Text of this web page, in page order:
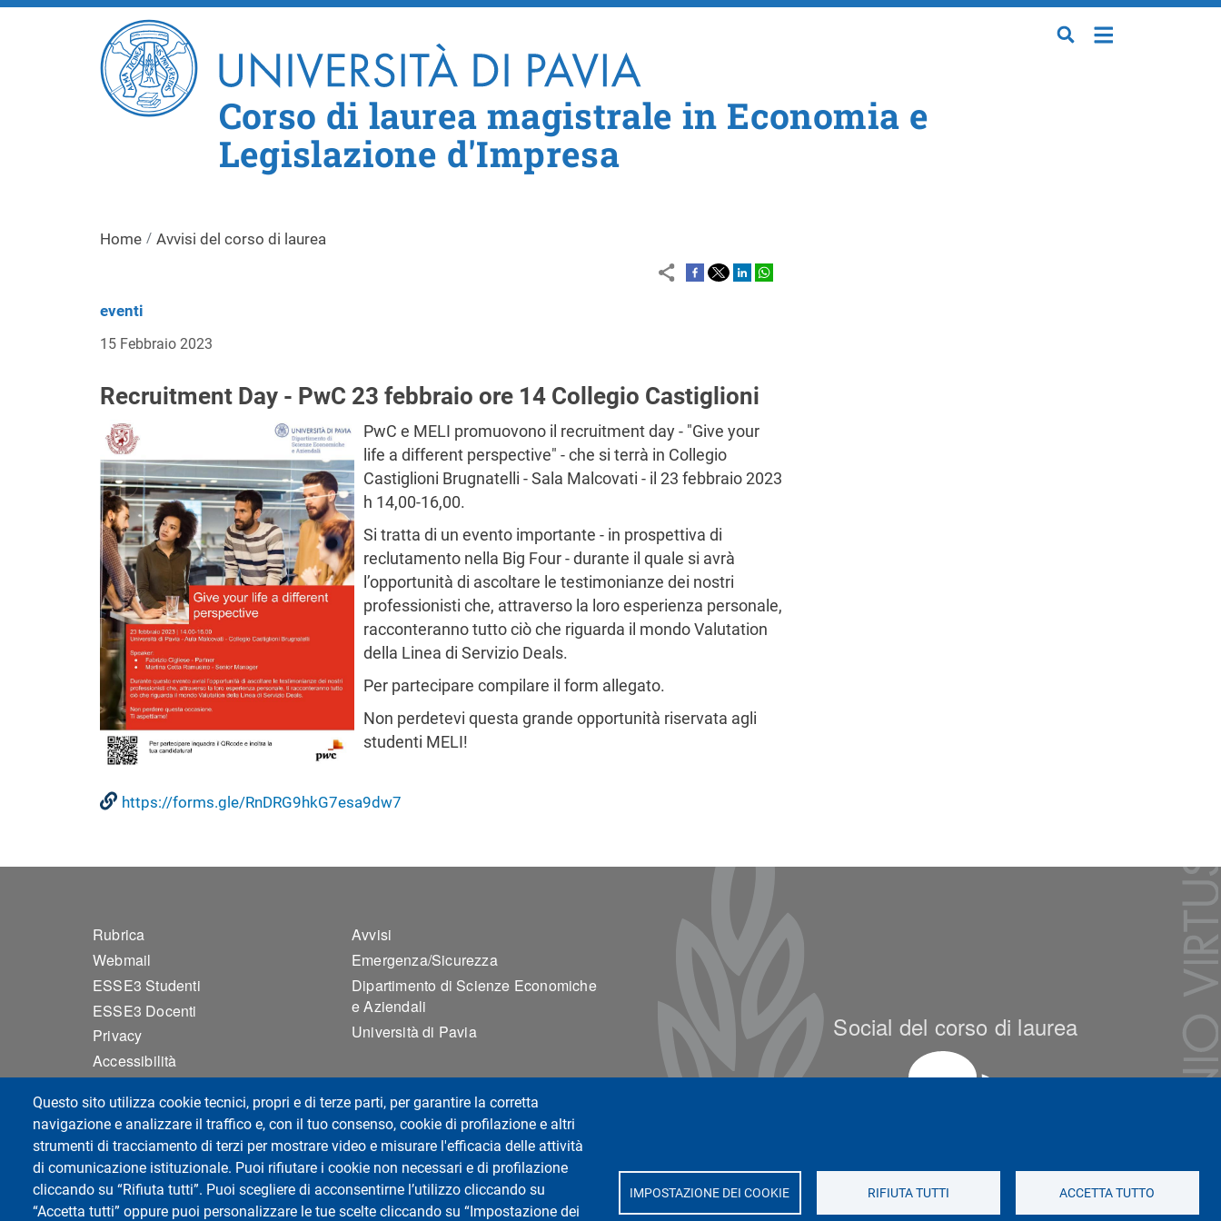
Salta al contenuto principale
Questo sito utilizza cookie tecnici, propri e di terze parti, per garantire la corretta
navigazione e analizzare il traffico e, con il tuo consenso, cookie di profilazione e altri
strumenti di tracciamento di terzi per mostrare video e misurare l'efficacia delle attività
di comunicazione istituzionale. Puoi rifiutare i cookie non necessari e di profilazione
cliccando su “Rifiuta tutti”. Puoi scegliere di acconsentirne l’utilizzo cliccando su
“Accetta tutti” oppure puoi personalizzare le tue scelte cliccando su “Impostazione dei
IMPOSTAZIONE DEI COOKIE RIFIUTA TUTTI ACCETTA TUTTO
Corso di laurea magistrale in Economia e
Legislazione d'Impresa
Home Avvisi del corso di laurea
eventi
15 Febbraio 2023
Recruitment Day - PwC 23 febbraio ore 14 Collegio Castiglioni
Immagine
PwC e MELI promuovono il recruitment day - "Give your
life a different perspective" - che si terrà in Collegio
Castiglioni Brugnatelli - Sala Malcovati - il 23 febbraio 2023
h 14,00-16,00.
Si tratta di un evento importante - in prospettiva di
reclutamento nella Big Four - durante il quale si avrà
l’opportunità di ascoltare le testimonianze dei nostri
professionisti che, attraverso la loro esperienza personale,
racconteranno tutto ciò che riguarda il mondo Valutation
della Linea di Servizio Deals.
Per partecipare compilare il form allegato.
Non perdetevi questa grande opportunità riservata agli
studenti MELI!
https://forms.gle/RnDRG9hkG7esa9dw7
Footer 1
Rubrica
Webmail
ESSE3 Studenti
ESSE3 Docenti
Privacy
Accessibilità
Assicurazione della qualità
Cookie settings
Footer 2
Avvisi
Emergenza/Sicurezza
Dipartimento di Scienze Economiche
e Aziendali
Università di Pavia
Social del corso di laurea
Dipartimento di Scienze Economiche e Aziendali
Social di Ateneo